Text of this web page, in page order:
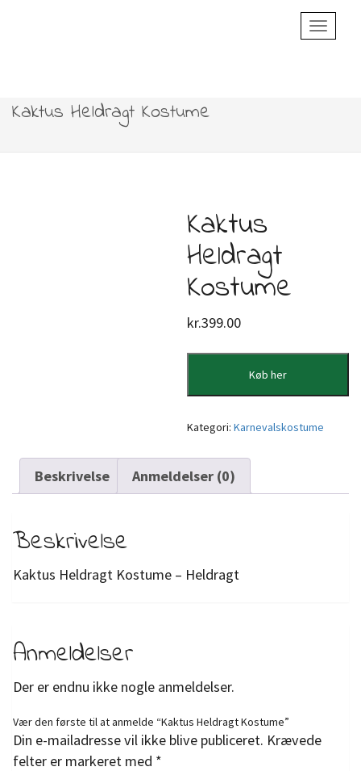
Toggle
Kaktus Heldragt Kostume
Kaktus
Heldragt
Kostume
kr.399.00
Køb her
Kategori:Karnevalskostume
Beskrivelse Anmeldelser (0)
Beskrivelse
Kaktus Heldragt Kostume – Heldragt
Anmeldelser
Der er endnu ikke nogle anmeldelser.
Vær den første til at anmelde “Kaktus Heldragt Kostume”
Din e-mailadresse vil ikke blive publiceret. Krævede
felter er markeret med *